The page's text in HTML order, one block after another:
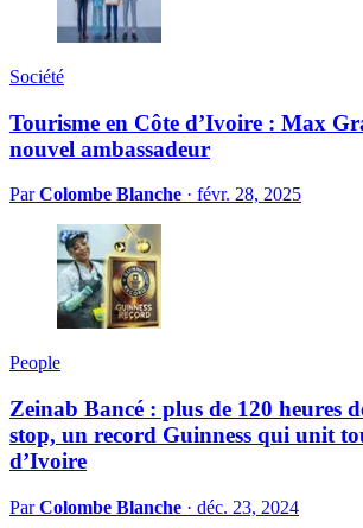
Société
Tourisme en Côte d’Ivoire : Max
nouvel ambassadeur
ParColombe Blanche · févr. 28, 2025
People
Zeinab Bancé : plus de 120 heures
stop, un record Guinness qui unit
d’Ivoire
ParColombe Blanche · déc. 23, 2024